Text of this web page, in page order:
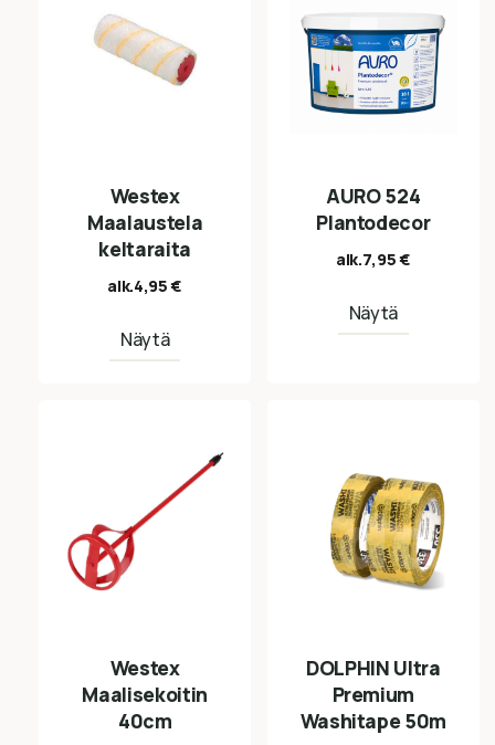
Westex
Maalaustela
keltaraita
alk.4,95€
Näytä
AURO 524
Plantodecor
alk.7,95€
Näytä
Westex
Maalisekoitin
40cm
DOLPHIN Ultra
Premium
Washitape 50m